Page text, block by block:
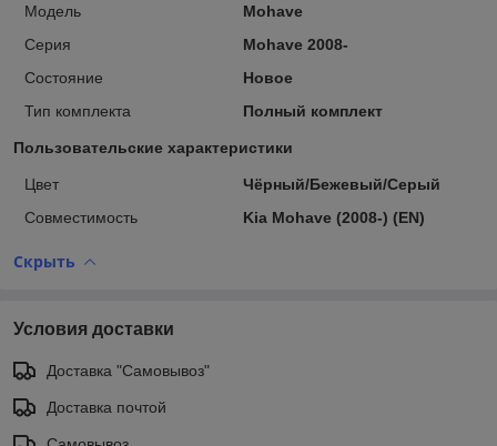
Модель
Mohave
Серия
Mohave 2008-
Состояние
Новое
Тип комплекта
Полный комплект
Пользовательские характеристики
Цвет
Чёрный/Бежевый/Серый
Совместимость
Kia Mohave (2008-) (EN)
Скрыть
Условия доставки
Доставка "Самовывоз"
Доставка почтой